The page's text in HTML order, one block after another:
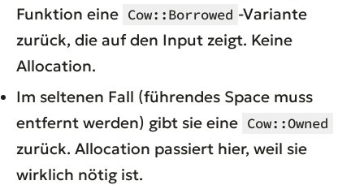
Funktion eine Cow::Borrowed -Variante
zurück, die auf den Input zeigt. Keine
Allocation.
Im seltenen Fall (führendes Space muss
entfernt werden) gibt sie eine Cow::Owned
zurück. Allocation passiert hier, weil sie
wirklich nötig ist.